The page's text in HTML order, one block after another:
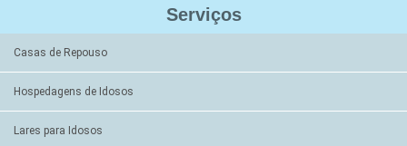
Serviços
Casas de Repouso
Hospedagens de Idosos
Lares para Idosos